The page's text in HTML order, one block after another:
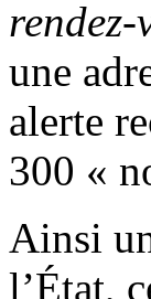
une
alerte
300 «
Ainsi
l’État,